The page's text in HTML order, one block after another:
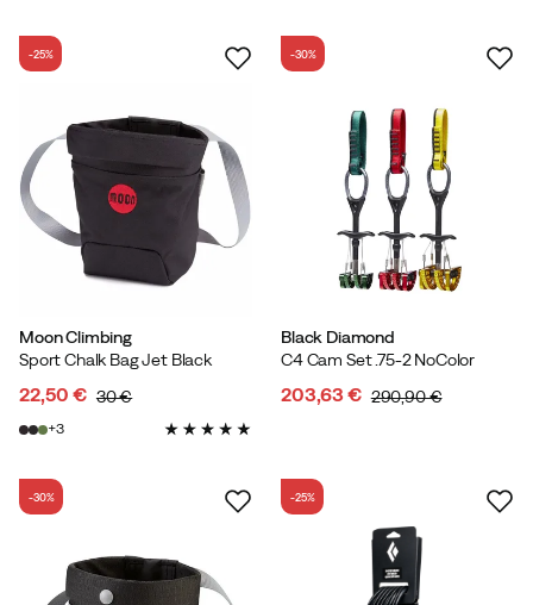
Moon Climbing
Sport Chalk Bag Jet Black
-25%
discounted
22,50 €
original
30 €
3
Black Diamond
C4 Cam Set .75-2 NoColor
-30%
203,63 € 290,90 €
-30% -25%